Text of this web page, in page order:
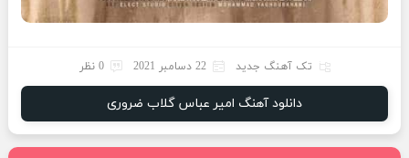
تک آهنگ جدید 22 دسامبر 2021 0 نظر
دانلود آهنگ امیر عباس گلاب ضروری